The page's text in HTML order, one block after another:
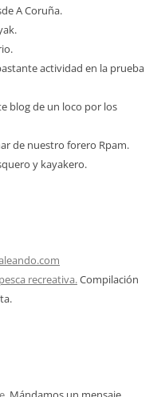
A Coruña.
actividad en la prueba
blog de un loco por los
de nuestro forero Rpam.
y kayakero.
recreativa.Compilación